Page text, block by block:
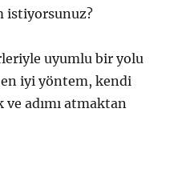
istiyorsunuz?
uyumlu bir yolu
iyi yöntem, kendi
adımı atmaktan